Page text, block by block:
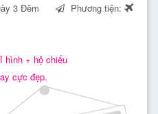
3 Đêm Phương tiện:
hình + hộ chiếu
cực đẹp.